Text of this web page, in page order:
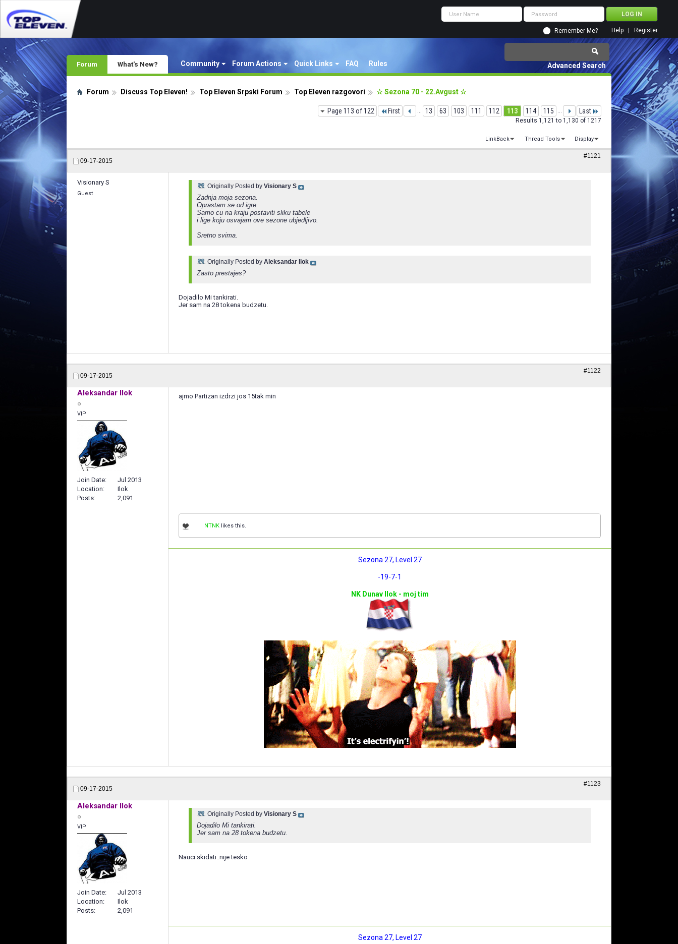
Remember Me? Register
Help
Forum Community Forum Actions Quick Links FAQ Rules
What's New? Advanced Search
Forum Discuss Top Eleven! Top Eleven Srpski Forum Top Eleven razgovori ☆ Sezona 70 - 22.Avgust ☆
Page 113 of 122 First ... 13 63 103 111 112 113 114 115 ... Last
Results 1,121 to 1,130 of 1217
LinkBack Thread Tools Display
09-17-2015
#1121
Visionary S
Guest
Originally Posted by Visionary S
Zadnja moja sezona.
Oprastam se od igre.
Samo cu na kraju postaviti sliku tabele
i lige koju osvajam ove sezone ubjedljivo.
Sretno svima.
Originally Posted by Aleksandar Ilok
Zasto prestajes?
Dojadilo Mi tankirati.
Jer sam na 28 tokena budzetu.
09-17-2015
#1122
Aleksandar Ilok
VIP
Join Date
Jul 2013
Location
Ilok
Posts
2,091
ajmo Partizan izdrzi jos 15tak min
NTNK likes this.
Sezona 27, Level 27
-19-7-1
NK Dunav Ilok - moj tim
09-17-2015
#1123
Aleksandar Ilok
VIP
Join Date
Jul 2013
Location
Ilok
Posts
2,091
Originally Posted by Visionary S
Dojadilo Mi tankirati.
Jer sam na 28 tokena budzetu.
Nauci skidati..nije tesko
Sezona 27, Level 27